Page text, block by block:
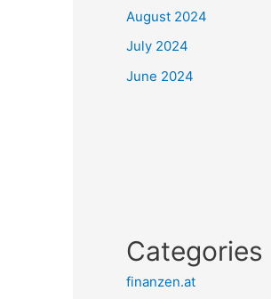
August 2024
July 2024
June 2024
Categories
finanzen.at